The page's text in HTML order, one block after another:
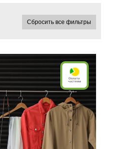
Сбросить все фильтры